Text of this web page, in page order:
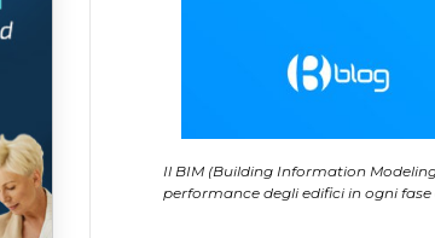
Il BIM (Building Information
performance degli edifici in ogni fase